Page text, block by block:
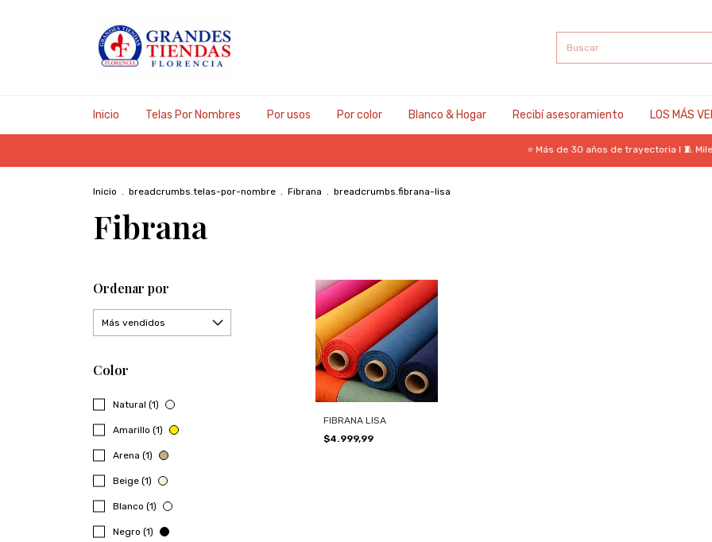
Inicio Telas Por Nombres Por usos Por color Blanco & Hogar Recibí asesoramiento LOS MÁS
⭐ Más de 30 años de trayectoria I 🧵 Miles
Inicio . breadcrumbs.telas-por-nombre . Fibrana . breadcrumbs.fibrana-lisa
Fibrana
Ordenar por
Color
Natural (1)
Amarillo (1)
Arena (1)
Beige (1)
Blanco (1)
Negro (1)
FIBRANA LISA
$4.999,99